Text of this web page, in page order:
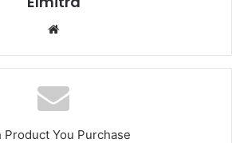
Website
Product You Purchase